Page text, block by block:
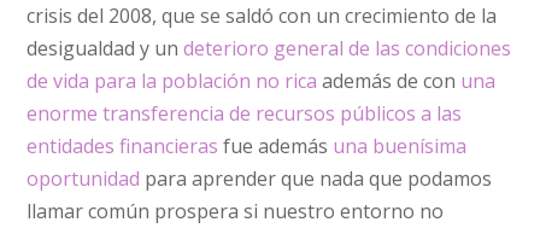
crisis del 2008, que se saldó con un crecimiento de la
desigualdad y undeterioro general de las condiciones
de vida para la población no rica además de con una
enorme transferencia de recursos públicos a las
entidades financieras fue además una buenísima
oportunidad para aprender que nada que podamos
llamar común prospera si nuestro entorno no